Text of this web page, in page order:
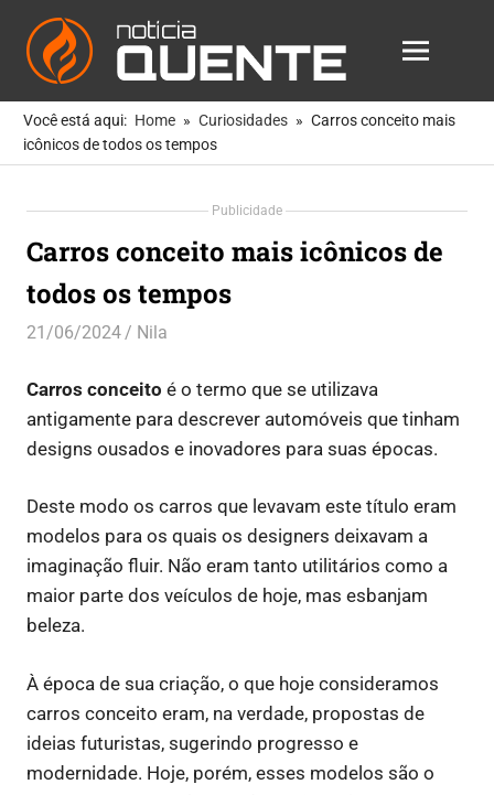
Skip
content
Notícia
Quente
Notícias
Mais
Quentes
Você
MENU
Você está aqui: Home Curiosidades
Carros conceito mais
icônicos de todos os tempos
Publicidade
Carros conceito mais icônicos de
todos os tempos
21/06/2024 Nila
Carros conceito é o termo que se utilizava
antigamente para descrever automóveis que tinham
designs ousados e inovadores para suas épocas.
Deste modo os carros que levavam este título eram
modelos para os quais os designers deixavam a
imaginação fluir. Não eram tanto utilitários como a
maior parte dos veículos de hoje, mas esbanjam
beleza.
À época de sua criação, o que hoje consideramos
carros conceito eram, na verdade, propostas de
ideias futuristas, sugerindo progresso e
modernidade. Hoje, porém, esses modelos são o